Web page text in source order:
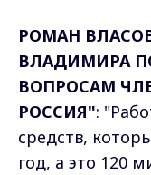
РОМАН
ВЛАДИМИРА
ВОПРОСАМ
РОССИЯ":
средств,
год, а это 120